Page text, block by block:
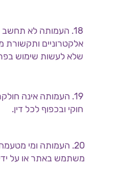
18. העמותה לא
אלקטרוניים
שלא לעשות שימוש
19. העמותה אינה
חוקי ובכפוף לכל דין.
20. העמותה ומי
משתמש באתר או על